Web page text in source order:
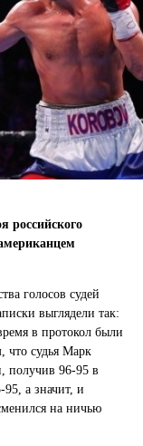
российского
голосов судей
выглядели так:
в протокол были
что судья Марк
получив 96-95 в
95, а значит, и
на ничью